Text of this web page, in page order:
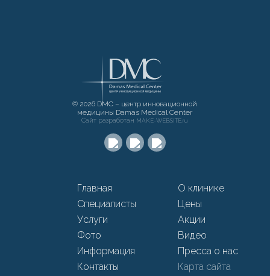
© 2026 DMC – центр инновационной
медицины Damas Medical Center
Сайт разработан MAKE-WEBSITE.ru
Главная
О клинике
Специалисты
Цены
Услуги
Акции
Фото
Видео
Информация
Пресса о нас
Контакты
Карта сайта